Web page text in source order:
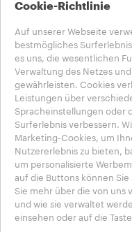
Maschinenregistrierung
FAQs
Kontakt
Karriere
Datenschutz & AGB​
Nutzungsbedingungen
Geschäftsbedingungen
Abonnement kündigen /
Wähle dein Land aus​
DEUTSCHLAND​
DEUTSCHLAND​
ANDERE LÄNDER
Cookie-Richtlinie
Auf unserer Webseite
bestmögliches
es uns, die wesentlichen
Verwaltung des Netzes
gewährleisten. Cookies
Leistungen über
Spracheinstellungen oder
Surferlebnis verbessern.
Marketing-Cookies, um
Nutzererlebnis zu bieten,
um personalisierte
auf die Buttons können
Sie mehr über die von uns
und wie sie verwaltet
einsehen oder auf die Taste